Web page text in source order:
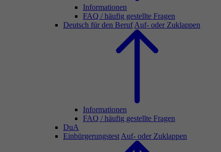
Informationen
FAQ / häufig gestellte Fragen
Deutsch für den Beruf Auf- oder Zuklappen
Informationen
FAQ / häufig gestellte Fragen
DuA
Einbürgerungstest Auf- oder Zuklappen